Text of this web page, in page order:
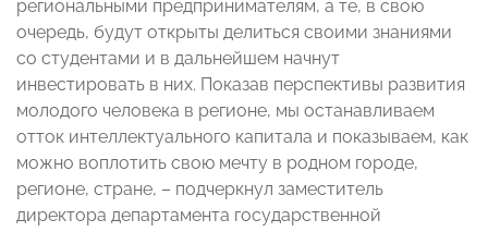
региональными предпринимателям, а те, в свою
очередь, будут открыты делиться своими знаниями
со студентами и в дальнейшем начнут
инвестировать в них. Показав перспективы развития
молодого человека в регионе, мы останавливаем
отток интеллектуального капитала и показываем, как
можно воплотить свою мечту в родном городе,
регионе, стране, – подчеркнул заместитель
директора департамента государственной